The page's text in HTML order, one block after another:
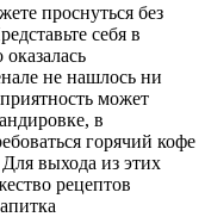
проснуться без
себя в
не нашлось ни
может
в
горячий кофе
Для выхода из этих
рецептов